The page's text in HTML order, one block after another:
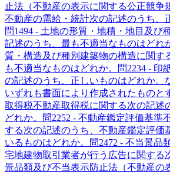
止法（不動産の表示に関する公正競争
不動産の需給・統計次の記述のうち、
問1494 - 土地の形質・地積・地目及び
記述のうち、最も不適当なものはどれ
質・構造及び種別 建築物の構造に関す
も不適当なものはどれか。
問2234 - 印
の記述のうち、正しいものはどれか。
いずれも書面により作成されたものと
取得税不動産取得税に関する次の記述
どれか。
問2252 - 不動産鑑定評価基準
する次の記述のうち、不動産鑑定評価
いるものはどれか。
問2472 - 不当景品
宅地建物取引業者が行う広告に関する
景品類及び不当表示防止法（不動産の